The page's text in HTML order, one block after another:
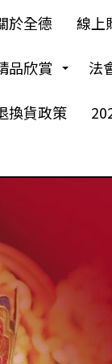
於全德 線上
品欣賞 法
換貨政策